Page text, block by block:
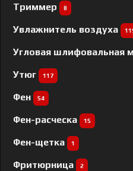
Триммер 8
Увлажнитель воздуха
Угловая шлифовальная
Утюг 117
Фен 54
Фен-расческа 15
Фен-щетка 1
Фритюрница 2